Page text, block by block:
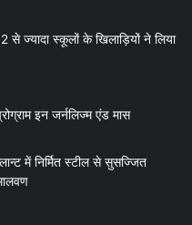
से ज्यादा स्कूलों के खिलाड़ियों ने लिया
इन जर्नलिज्म एंड मास
में निर्मित स्टील से सुसज्जित